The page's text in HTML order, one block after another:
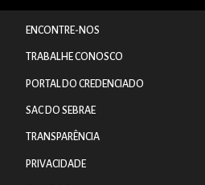
ENCONTRE-NOS
TRABALHE CONOSCO
PORTAL DO CREDENCIADO
SAC DO SEBRAE
TRANSPARÊNCIA
PRIVACIDADE